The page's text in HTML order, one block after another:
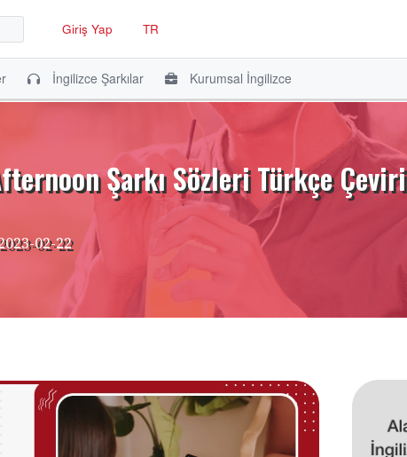
Giriş Yap TR
İngilizce Şarkılar Kurumsal İngilizce
Şarkı Sözleri Türkçe Çeviri
02-22